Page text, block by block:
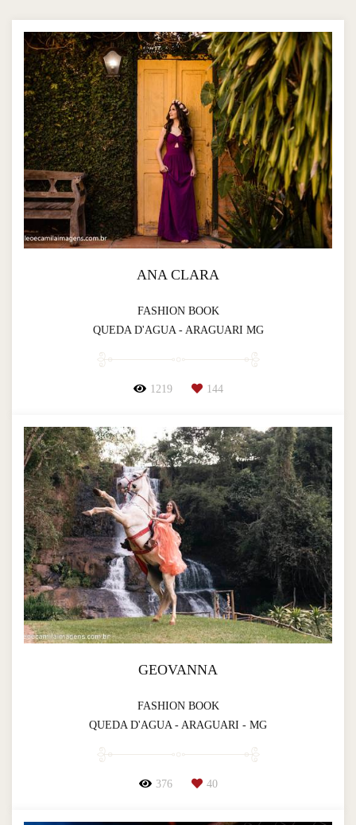
ANA CLARA
FASHION BOOK
QUEDA D'AGUA - ARAGUARI MG
1219 144
GEOVANNA
FASHION BOOK
QUEDA D'AGUA - ARAGUARI - MG
376 40